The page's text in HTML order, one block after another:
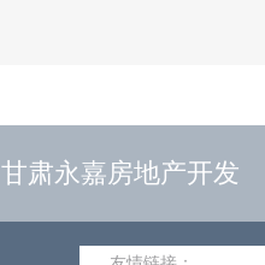
甘肃永嘉房地产开发